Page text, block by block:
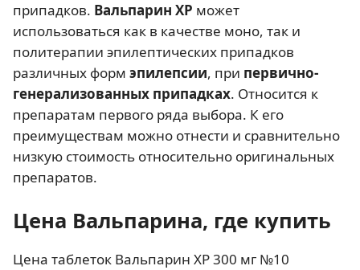
припадков. Вальпарин ХР может
использоваться как в качестве моно, так и
политерапии эпилептических припадков
различных форм эпилепсии, при первично-
генерализованных припадках. Относится к
препаратам первого ряда выбора. К его
преимуществам можно отнести и сравнительно
низкую стоимость относительно оригинальных
препаратов.
Цена Вальпарина, где купить
Цена таблеток Вальпарин ХР 300 мг №10